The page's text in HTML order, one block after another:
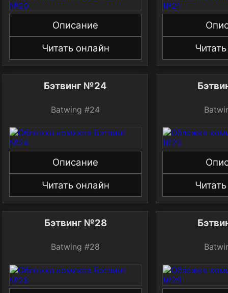
Описание
Читать онлайн
Бэтвинг №24
Batwing #24
Описание
Читать онлайн
Бэтвинг №28
Batwing #28